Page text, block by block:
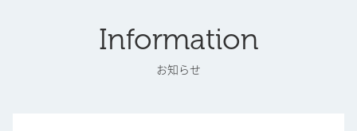
Information
お知らせ